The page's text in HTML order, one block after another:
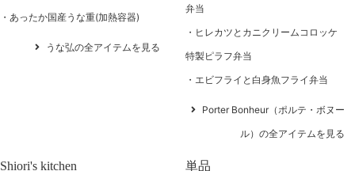
あったか国産うな重(加熱容器)
うな弘の全アイテムを見る
弁当
ヒレカツとカニクリームコロッケ
特製ピラフ弁当
エビフライと白身魚フライ弁当
Porter Bonheur（ポルテ・ボヌー
ル）の全アイテムを見る
Shiori's kitchen 単品